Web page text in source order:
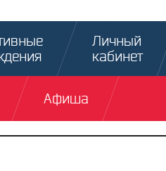
Личный
кабинет
Афиша